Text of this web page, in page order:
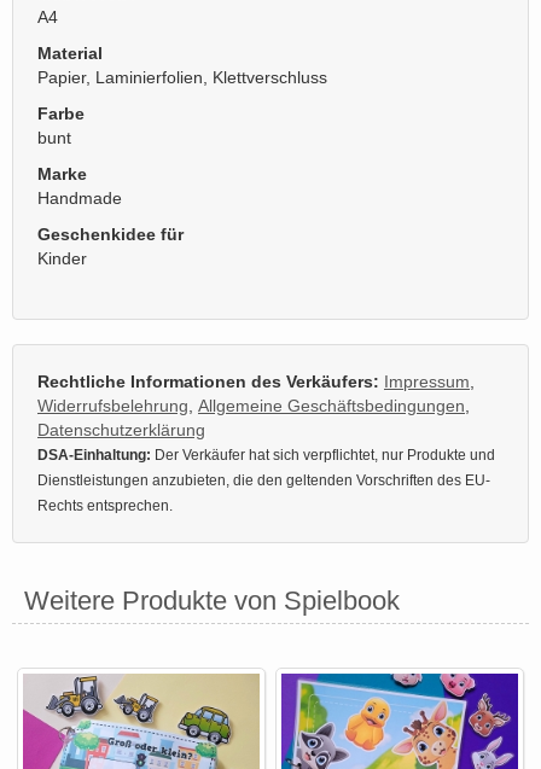
A4
Material
Papier, Laminierfolien, Klettverschluss
Farbe
bunt
Marke
Handmade
Geschenkidee für
Kinder
Rechtliche Informationen des Verkäufers: Impressum
Widerrufsbelehrung Allgemeine Geschäftsbedingungen
Datenschutzerklärung
DSA-Einhaltung: Der Verkäufer hat sich verpflichtet, nur Produkte und
Dienstleistungen anzubieten, die den geltenden Vorschriften des EU-
Rechts entsprechen.
Weitere Produkte von Spielbook